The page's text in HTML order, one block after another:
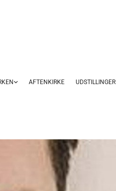
AFTENKIRKE UDSTILLINGER